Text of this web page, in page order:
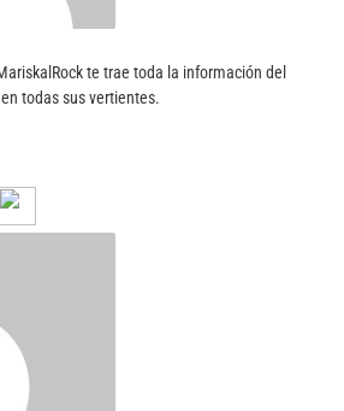
te trae toda la información del
todas sus vertientes.